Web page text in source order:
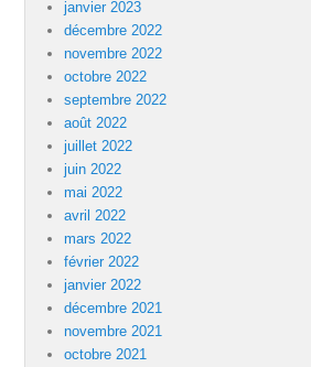
janvier 2023
décembre 2022
novembre 2022
octobre 2022
septembre 2022
août 2022
juillet 2022
juin 2022
mai 2022
avril 2022
mars 2022
février 2022
janvier 2022
décembre 2021
novembre 2021
octobre 2021